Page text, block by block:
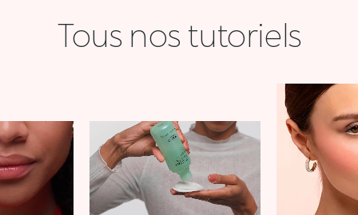
Tous nos tutoriels